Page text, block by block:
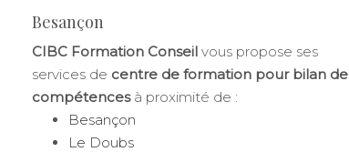
Besançon
CIBC Formation Conseil vous propose ses
services de centre de formation pour bilan de
compétencesà proximité de :
Besançon
Le Doubs